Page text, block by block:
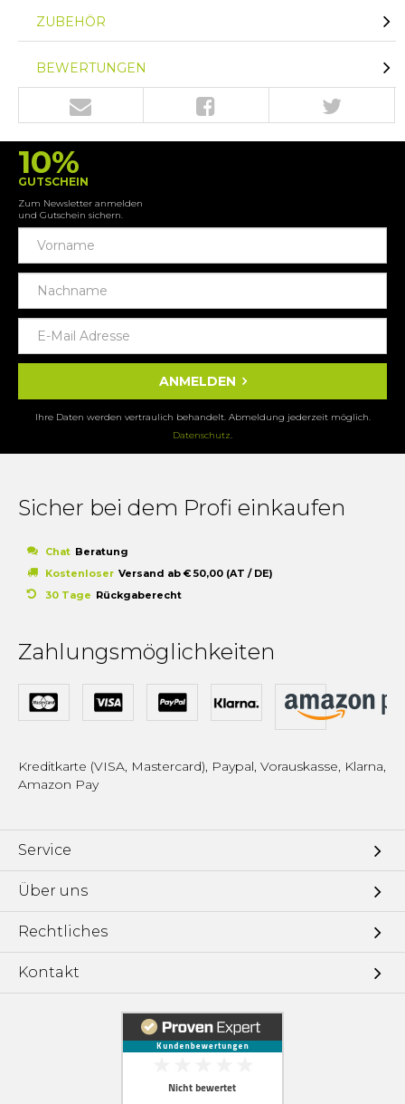
ZUBEHÖR
BEWERTUNGEN
10%
GUTSCHEIN
Zum Newsletter anmelden
und Gutschein sichern.
ANMELDEN
Ihre Daten werden vertraulich behandelt. Abmeldung jederzeit möglich.
Datenschutz
Sicher bei dem Profi einkaufen
Chat Beratung
Kostenloser Versand ab € 50,00 (AT / DE)
30 Tage Rückgaberecht
Zahlungsmöglichkeiten
Kreditkarte (VISA, Mastercard), Paypal, Vorauskasse, Klarna,
Amazon Pay
Service
Über uns
Rechtliches
Kontakt